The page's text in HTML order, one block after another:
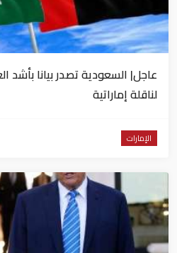
عاجل| السعودية تصدر بيانا بأشد
لناقلة إماراتية
الإمارات